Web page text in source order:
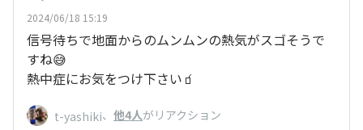
2024/06/18 15:19
信号待ちで地面からのムンムンの熱気がスゴそうで
すね😅
熱中症にお気をつけ下さい🧃
t-yashiki、 他4人がリアクション